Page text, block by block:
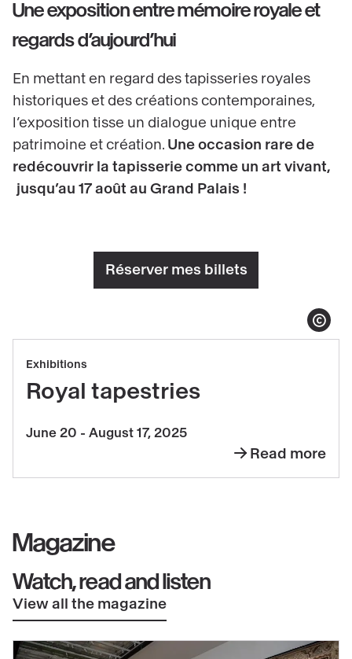
Une exposition entre mémoire royale et
regards d’aujourd’hui
En mettant en regard des tapisseries royales
historiques et des créations contemporaines,
l’exposition tisse un dialogue unique entre
patrimoine et création. Une occasion rare de
redécouvrir la tapisserie comme un art vivant,
jusqu’au 17 août au Grand Palais !
Réserver mes billets
more
about
tapestries
Show
Royal tapestries
Exhibitions
June 20 - August 17, 2025
Read more
Magazine
Watch, read and listen
View all the magazine